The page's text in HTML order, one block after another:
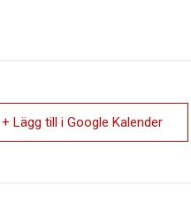
+ Lägg till i Google Kalender